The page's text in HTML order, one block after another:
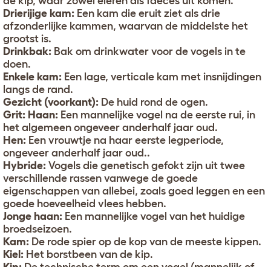
Drierijige kam: Een kam die eruit ziet als drie
afzonderlijke kammen, waarvan de middelste het
grootst is.
Drinkbak: Bak om drinkwater voor de vogels in te
doen.
Enkele kam: Een lage, verticale kam met insnijdingen
langs de rand.
Gezicht (voorkant): De huid rond de ogen.
Grit: Haan: Een mannelijke vogel na de eerste rui, in
het algemeen ongeveer anderhalf jaar oud.
Hen: Een vrouwtje na haar eerste legperiode,
ongeveer anderhalf jaar oud..
Hybride: Vogels die genetisch gefokt zijn uit twee
verschillende rassen vanwege de goede
eigenschappen van allebei, zoals goed leggen en een
goede hoeveelheid vlees hebben.
Jonge haan: Een mannelijke vogel van het huidige
broedseizoen.
Kam: De rode spier op de kop van de meeste kippen.
Kiel: Het borstbeen van de kip.